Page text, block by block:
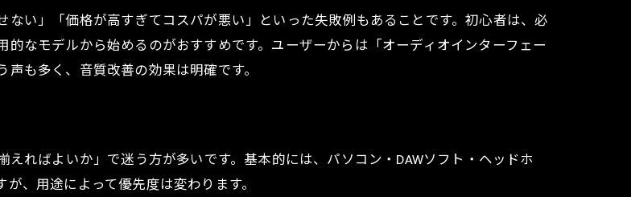
たDTM機材構成の考え方
い」「価格が高すぎてコスパが悪い」といった失敗例もあることです。初心者は、必
なモデルから始めるのがおすすめです。ユーザーからは「オーディオインターフェー
も多く、音質改善の効果は明確です。
ればよいか」で迷う方が多いです。基本的には、パソコン・DAWソフト・ヘッドホ
、用途によって優先度は変わります。